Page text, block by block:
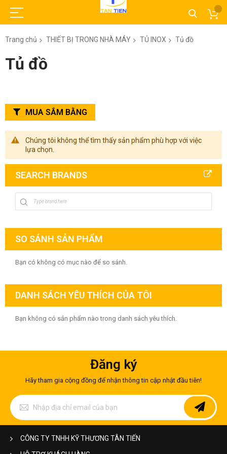
Trang chủ THIẾT BỊ TRONG NHÀ MÁY TỦ INOX Tủ đồ
Tủ đồ
Chúng tôi không thể tìm thấy sản phẩm phù hợp với việc
lựa chọn.
MUA SẮM BẰNG
SEARCH BRANDS
SO SÁNH SẢN PHẨM
Bạn có không có mục nào để so sánh.
DANH SÁCH YÊU THÍCH CỦA TÔI
Bạn không có sản phẩm nào trong danh sách yêu thích.
Đăng ký
Hãy tham gia cộng đồng để nhận thông tin cập nhật đầu tiên!
Đăng
ký
để
nhận
tin
CÔNG TY TNHH KỸ THƯƠNG TÂN TIẾN